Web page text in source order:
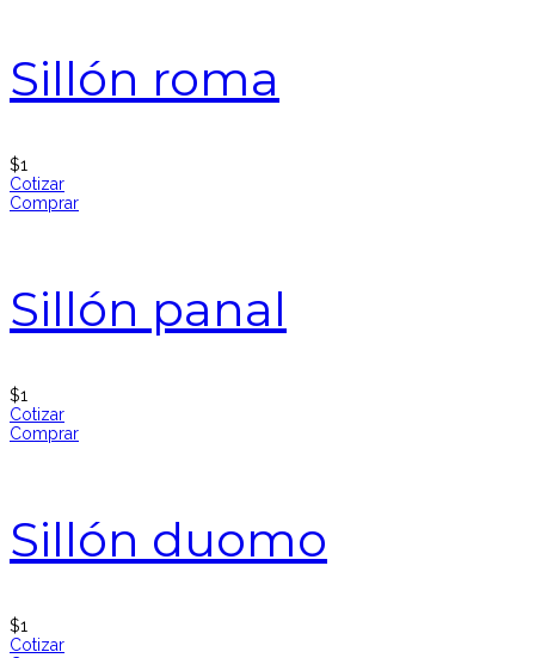
Sillón roma
$1
Cotizar
Comprar
Sillón panal
$1
Cotizar
Comprar
Sillón duomo
$1
Cotizar